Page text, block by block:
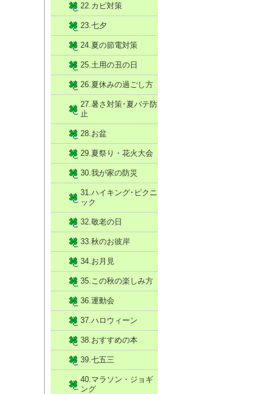
22.カビ対策
23.七夕
24.夏の節電対策
25.土用の丑の日
26.夏休みの過ごし方
27.暑さ対策･夏バテ防
止
28.お盆
29.夏祭り・花火大会
30.我が家の防災
31.ハイキング･ピクニ
ック
32.敬老の日
33.秋のお彼岸
34.お月見
35.この秋の楽しみ方
36.運動会
37.ハロウィーン
38.おすすめの本
39.七五三
40.マラソン・ジョギ
ング